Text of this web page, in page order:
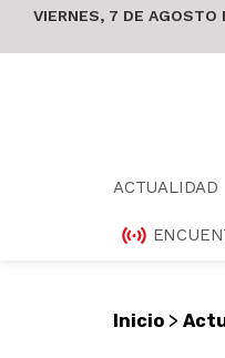
VIERNES, 7 DE AGOSTO
ACTUALIDAD
Inicio >